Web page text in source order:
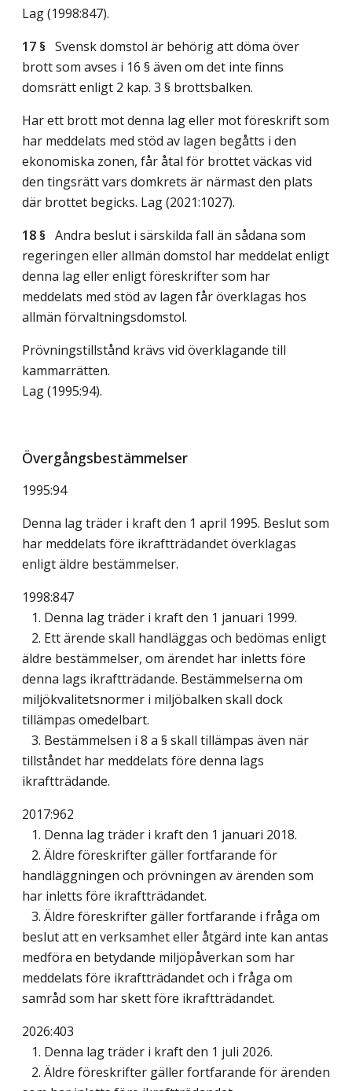
Lag (1998:847).
17 § Svensk domstol är behörig att döma över
brott som avses i 16 § även om det inte finns
domsrätt enligt 2 kap. 3 § brottsbalken.
Har ett brott mot denna lag eller mot föreskrift som
har meddelats med stöd av lagen begåtts i den
ekonomiska zonen, får åtal för brottet väckas vid
den tingsrätt vars domkrets är närmast den plats
där brottet begicks. Lag (2021:1027).
18 § Andra beslut i särskilda fall än sådana som
regeringen eller allmän domstol har meddelat enligt
denna lag eller enligt föreskrifter som har
meddelats med stöd av lagen får överklagas hos
allmän förvaltningsdomstol.
Prövningstillstånd krävs vid överklagande till
kammarrätten.
Lag (1995:94).
Övergångsbestämmelser
1995:94
Denna lag träder i kraft den 1 april 1995. Beslut som
har meddelats före ikraftträdandet överklagas
enligt äldre bestämmelser.
1998:847
1. Denna lag träder i kraft den 1 januari 1999.
2. Ett ärende skall handläggas och bedömas enligt
äldre bestämmelser, om ärendet har inletts före
denna lags ikraftträdande. Bestämmelserna om
miljökvalitetsnormer i miljöbalken skall dock
tillämpas omedelbart.
3. Bestämmelsen i 8 a § skall tillämpas även när
tillståndet har meddelats före denna lags
ikraftträdande.
2017:962
1. Denna lag träder i kraft den 1 januari 2018.
2. Äldre föreskrifter gäller fortfarande för
handläggningen och prövningen av ärenden som
har inletts före ikraftträdandet.
3. Äldre föreskrifter gäller fortfarande i fråga om
beslut att en verksamhet eller åtgärd inte kan antas
medföra en betydande miljöpåverkan som har
meddelats före ikraftträdandet och i fråga om
samråd som har skett före ikraftträdandet.
2026:403
1. Denna lag träder i kraft den 1 juli 2026.
2. Äldre föreskrifter gäller fortfarande för ärenden